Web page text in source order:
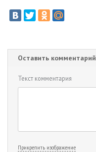
Оставить комментарий
Текст комментария
Прикрепить изображение